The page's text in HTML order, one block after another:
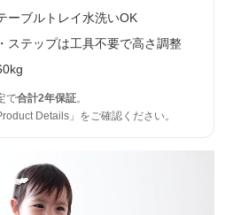
ーブルトレイ水洗いOK
ステップは工具不要で高さ調整
で合計2年保証。
Details」をご確認ください。